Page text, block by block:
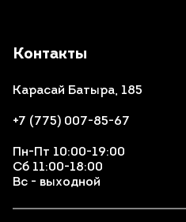
Контакты
Карасай Батыра, 185
+7 (775) 007-85-67
Пн-Пт 10:00-19:00
Сб 11:00-18:00
Вс - выходной